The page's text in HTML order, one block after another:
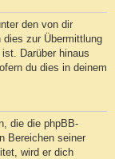
den von dir
zur Übermittlung
Darüber hinaus
du dies in deinem
die die phpBB-
Bereichen seiner
wird er dich